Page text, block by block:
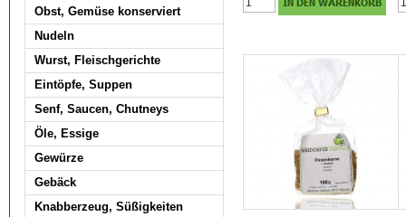
Obst, Gemüse konserviert
Nudeln
Wurst, Fleischgerichte
Eintöpfe, Suppen
Senf, Saucen, Chutneys
Öle, Essige
Gewürze
Gebäck
Knabberzeug, Süßigkeiten